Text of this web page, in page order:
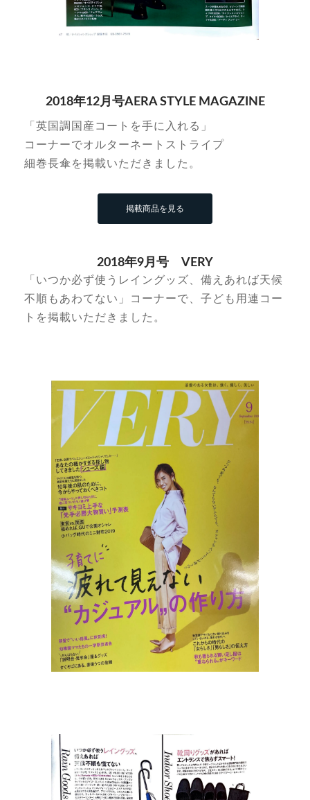
2018年12月号AERA STYLE MAGAZINE
「英国調国産コートを手に入れる」
コーナーでオルターネートストライプ
細巻長傘を掲載いただきました。
掲載商品を見る
2018年9月号 VERY
「いつか必ず使うレイングッズ、備えあれば天候
不順もあわてない」コーナーで、子ども用連コー
トを掲載いただきました。